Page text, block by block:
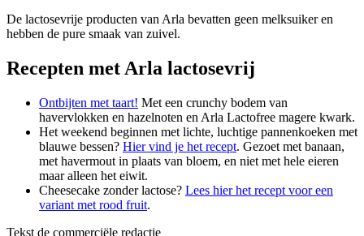
De lactosevrije producten van Arla bevatten geen melksuiker en
hebben de pure smaak van zuivel.
Recepten met Arla lactosevrij
Ontbijten met taart! Met een crunchy bodem van
havervlokken en hazelnoten en Arla Lactofree magere kwark.
Het weekend beginnen met lichte, luchtige pannenkoeken met
blauwe bessen? Hier vind je het recept. Gezoet met banaan,
met havermout in plaats van bloem, en niet met hele eieren
maar alleen het eiwit.
Cheesecake zonder lactose? Lees hier het recept voor een
variant met rood fruit.
Tekst de commerciële redactie